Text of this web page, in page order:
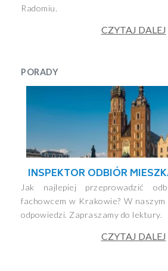
Radomiu.
CZYTAJ DALEJ
PORADY
INSPEKTOR ODBIÓR
Jak najlepiej przeprowadzić
fachowcem w Krakowie? W
odpowiedzi. Zapraszamy do lektury.
CZYTAJ DALEJ